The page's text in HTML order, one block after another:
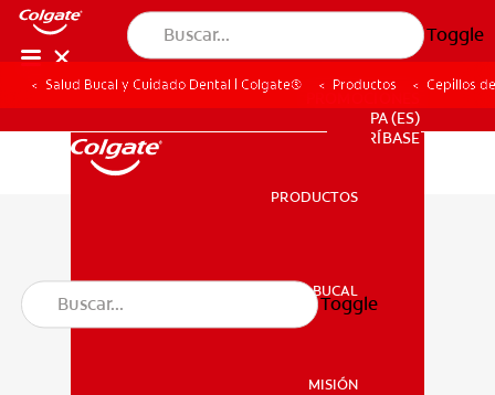
Toggle
SALUD BUCAL
PA (ES)
SUSCRÍBASE
PRODUCTOS
SALUD BUCAL
MISIÓN
Toggle
Salud Bucal y Cuidado Dental | Colgate® Productos Cepillos